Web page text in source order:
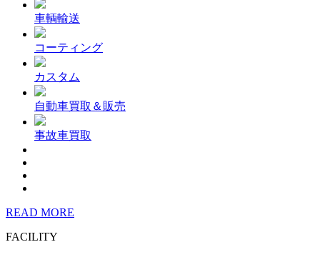
車輌輸送
コーティング
カスタム
自動車買取＆販売
事故車買取
READ MORE
FACILITY